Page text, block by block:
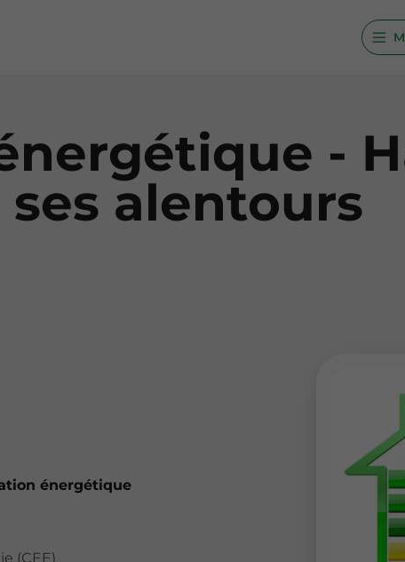
-
ses alentours
énergétique
(CEE)